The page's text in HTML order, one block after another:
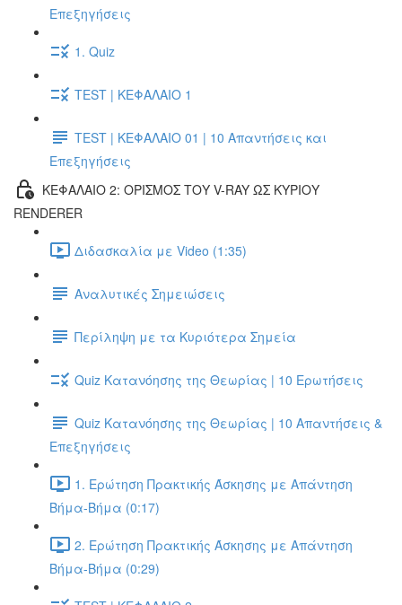
Επεξηγήσεις
1. Quiz
TEST | ΚΕΦΑΛΑΙΟ 1
TEST | ΚΕΦΑΛΑΙΟ 01 | 10 Απαντήσεις και
Επεξηγήσεις
ΚΕΦΑΛΑΙΟ 2: ΟΡΙΣΜΟΣ ΤΟΥ V-RAY ΩΣ ΚΥΡΙΟΥ
RENDERER
Διδασκαλία με Video (1:35)
Αναλυτικές Σημειώσεις
Περίληψη με τα Κυριότερα Σημεία
Quiz Κατανόησης της Θεωρίας | 10 Ερωτήσεις
Quiz Κατανόησης της Θεωρίας | 10 Απαντήσεις &
Επεξηγήσεις
1. Ερώτηση Πρακτικής Άσκησης με Απάντηση
Βήμα-Βήμα (0:17)
2. Ερώτηση Πρακτικής Άσκησης με Απάντηση
Βήμα-Βήμα (0:29)